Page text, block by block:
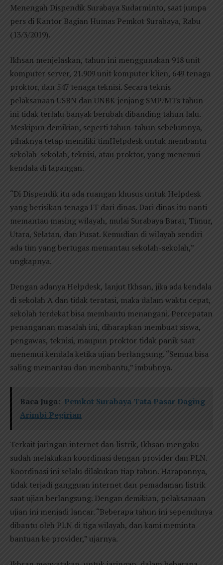
Menengah Dispendik Surabaya Sudarminto, saat jumpa
pers di Kantor Bagian Humas Pemkot Surabaya, Rabu
(13/3/2019).
Ikhsan menjelaskan, tahun ini menggunakan 918 unit
komputer server, 21.909 unit komputer klien, 649 tenaga
proktor, dan 547 tenaga teknisi. Secara teknis
pelaksanaan USBN dan UNBK jenjang SMP/MTs tahun
ini tidak terlalu banyak berubah dibanding tahun lalu.
Meskipun demikian, seperti tahun-tahun sebelumnya,
pihaknya tetap memiliki timHelpdesk untuk membantu
sekolah-sekolah, teknisi, atau proktor, yang menemui
kendala di lapangan.
“Di Dispendik itu ada ruangan khusus untuk Helpdesk
yang berisikan tenaga IT dari dinas. Dari dinas itu nanti
memantau masing wilayah, mulai Surabaya Barat, Timur,
Utara, Selatan, dan Pusat. Kemudian di wilayah sendiri
ada tim yang bertugas memantau sekolah-sekolah,”
ungkapnya.
Dengan adanya Helpdesk, lanjut Ikhsan, jika ada kendala
di sekolah A dan tidak teratasi, maka dalam waktu cepat,
sekolah terdekat bisa membantu menangani. Percepatan
penanganan masalah ini, diharapkan membuat siswa,
pengawas, teknisi, maupun proktor tidak panik saat
menemui kendala ketika ujian berlangsung. “Semua bisa
saling memantau dan membantu,” imbuhnya.
Baca Juga: Pemkot Surabaya Tata Pasar Daging
Arimbi Pegirian
Terkait jaringan internet dan listrik, Ikhsan mengaku
sudah melakukan koordinasi dengan provider dan PLN.
Koordinasi ini selalu dilakukan tiap tahun. Harapannya,
tidak terjadi gangguan internet dan pemadaman listrik
saat ujian berlangsung. Dengan demikian, pelaksanaan
ujian ini menjadi lancar. “Beberapa tahun ini sepenuhnya
dibantu oleh PLN di tiga wilayah, dan kami meminta
bantuan ke provider,” ujarnya.